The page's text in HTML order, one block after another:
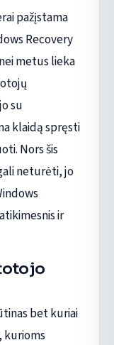
pažįstama
Recovery
metus lieka
su
klaidą spręsti
Nors šis
neturėti, jo
ir
bet kuriai
kurioms